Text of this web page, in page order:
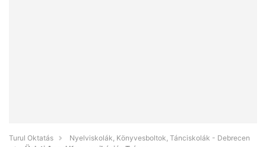
Turul Oktatás
Nyelviskolák, Könyvesboltok, Tánciskolák - Debrecen